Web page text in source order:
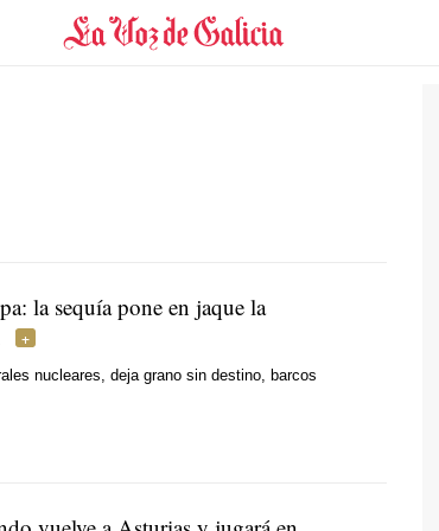
la sequía pone en jaque la
nucleares, deja grano sin destino, barcos